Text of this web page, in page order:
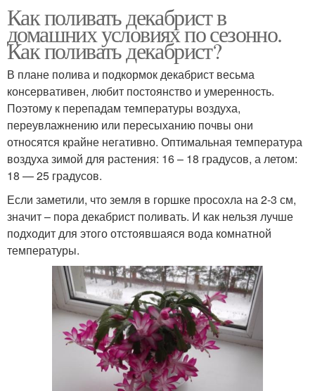
Как поливать декабрист в
домашних условиях по сезонно.
Как поливать декабрист?
В плане полива и подкормок декабрист весьма
консервативен, любит постоянство и умеренность.
Поэтому к перепадам температуры воздуха,
переувлажнению или пересыханию почвы они
относятся крайне негативно. Оптимальная температура
воздуха зимой для растения: 16 – 18 градусов, а летом:
18 — 25 градусов.
Если заметили, что земля в горшке просохла на 2-3 см,
значит – пора декабрист поливать. И как нельзя лучше
подходит для этого отстоявшаяся вода комнатной
температуры.